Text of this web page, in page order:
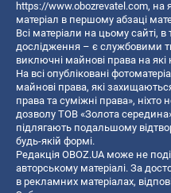
https://www.obozrevatel.com, на
матеріал в першому абзаці
Всі матеріали на цьому сайті, в
дослідження – є службовими
виключні майнові права на
На всі опубліковані
майнові права, які
права та суміжні права»,
дозволу ТОВ «Золота
підлягають подальшому
будь-якій формі.
Редакція OBOZ.UA може не
авторському матеріалі. За
в рекламних матеріалах,